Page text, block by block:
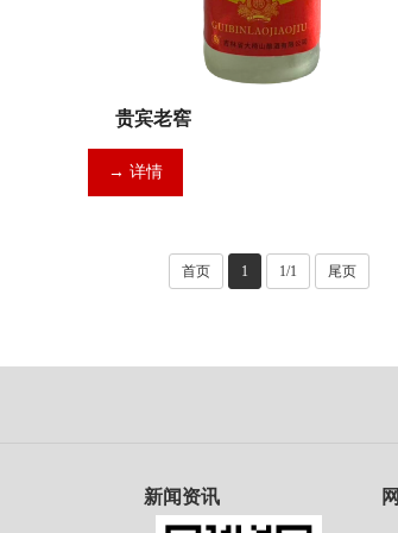
贵宾老窖
→ 详情
首页 1 1/1 尾页
新闻资讯